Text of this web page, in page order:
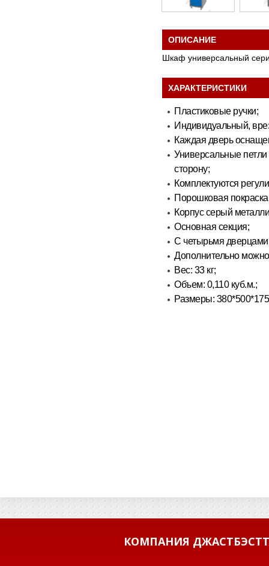
ОПИСАНИЕ
Шкаф универсальный
ХАРАКТЕРИСТИКИ
Пластиковые ручки;
Индивидуальный,
Каждая дверь
Универсальные
сторону;
Комплектуются
Порошковая
Корпус серый
Основная секция;
С четырьмя
Дополнительно можно
Вес: 33 кг;
Объем: 0,110 куб.м.;
Размеры:
КОМПАНИЯ